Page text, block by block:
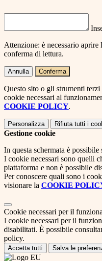
Attenzione: è necessario aprire
conferma di lettura.
Annulla Conferma
Questo sito o gli strumenti
cookie necessari al
COOKIE POLICY.
Personalizza Rifiuta tutti i
Gestione cookie
In questa schermata è
I cookie necessari sono quelli
piattaforma e non è possibile
Per conoscere quali sono i
visionare la COOKIE
Cookie necessari per il
I cookie necessari per il
disabilitati. È possibile
policy.
Accetta tutti Salva le